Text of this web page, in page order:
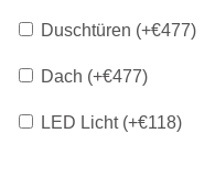
Duschtüren (+€477)
Dach (+€477)
LED Licht (+€118)